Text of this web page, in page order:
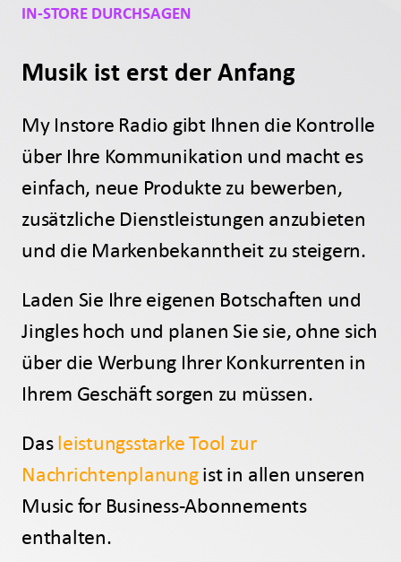
IN-STORE DURCHSAGEN
Musik ist erst der Anfang
My Instore Radio gibt Ihnen die Kontrolle
über Ihre Kommunikation und macht es
einfach, neue Produkte zu bewerben,
zusätzliche Dienstleistungen anzubieten
und die Markenbekanntheit zu steigern.
Laden Sie Ihre eigenen Botschaften und
Jingles hoch und planen Sie sie, ohne sich
über die Werbung Ihrer Konkurrenten in
Ihrem Geschäft sorgen zu müssen.
Dasleistungsstarke Tool zur
Nachrichtenplanungist in allen unseren
Music for Business-Abonnements
enthalten.